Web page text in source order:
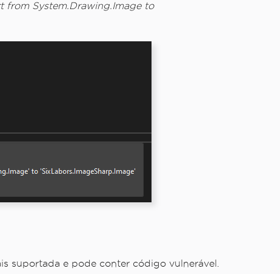
from System.Drawing.Image to
suportada e pode conter código vulnerável.